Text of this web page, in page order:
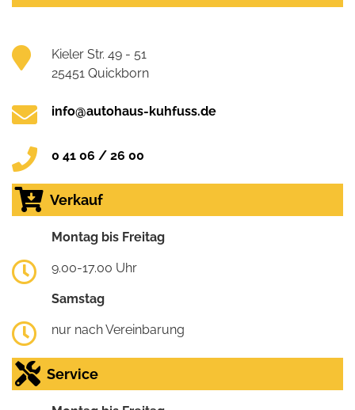
Kieler Str. 49 - 51
25451 Quickborn
info@autohaus-kuhfuss.de
0 41 06 / 26 00
Verkauf
Montag bis Freitag
9.00-17.00 Uhr
Samstag
nur nach Vereinbarung
Service